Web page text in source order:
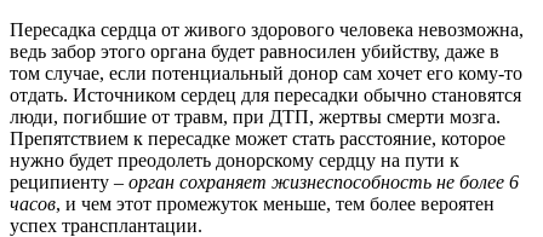
Пересадка сердца от живого здорового человека невозможна,
ведь забор этого органа будет равносилен убийству, даже в
том случае, если потенциальный донор сам хочет его кому-то
отдать. Источником сердец для пересадки обычно становятся
люди, погибшие от травм, при ДТП, жертвы смерти мозга.
Препятствием к пересадке может стать расстояние, которое
нужно будет преодолеть донорскому сердцу на пути к
реципиенту – орган сохраняет жизнеспособность не более 6
часов, и чем этот промежуток меньше, тем более вероятен
успех трансплантации.